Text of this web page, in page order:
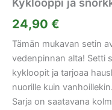
24,90 €
Tämän mukavan setin
vedenpinnan alta! Setti
kykloopit ja tarjoaa
nuorille kuin
Sarja on saatavana